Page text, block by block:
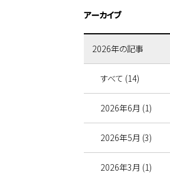
アーカイブ
2026年の記事
すべて (14)
2026年6月 (1)
2026年5月 (3)
2026年3月 (1)